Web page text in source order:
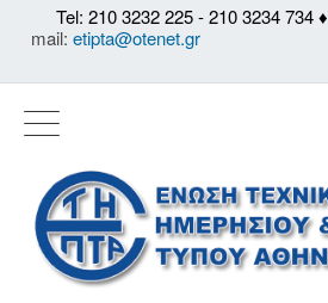
Tel: 210 3232 225 - 210 3234 734 ♦
mail: etipta@otenet.gr